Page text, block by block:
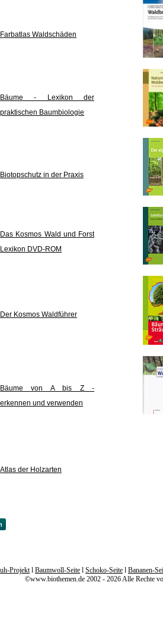
Farbatlas Waldschäden
Bäume - Lexikon der
praktischen Baumbiologie
Biotopschutz in der Praxis
Das Kosmos Wald und Forst
Lexikon DVD-ROM
Der Kosmos Waldführer
Bäume von A bis Z -
erkennen und verwenden
Atlas der Holzarten
Projektl Baumwoll-Seite l Schoko-Seite l Bananen-
©www.biothemen.de 2002 - 2026 Alle Rechte